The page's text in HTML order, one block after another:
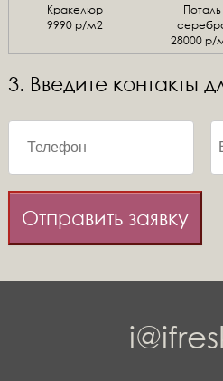
Кракелюр
9990 р/м2
Поталь
28000 р/
3. Введите контакты
Отправить заявку